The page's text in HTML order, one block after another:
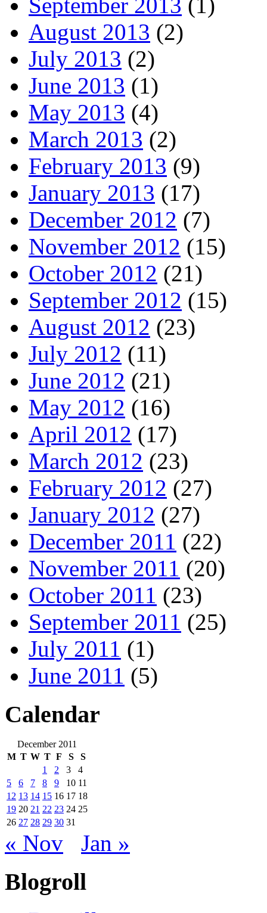
August 2013 (2)
July 2013 (2)
June 2013 (1)
May 2013 (4)
March 2013 (2)
February 2013 (9)
January 2013 (17)
December 2012 (7)
November 2012 (15)
October 2012 (21)
September 2012 (15)
August 2012 (23)
July 2012 (11)
June 2012 (21)
May 2012 (16)
April 2012 (17)
March 2012 (23)
February 2012 (27)
January 2012 (27)
December 2011 (22)
November 2011 (20)
October 2011 (23)
September 2011 (25)
July 2011 (1)
June 2011 (5)
Calendar
December 2011
M T W T F S
S
1
2 3
4
5
6 7 8 9 10 11
12 13 14 15 16 17 18
19 20 21 22 23 24 25
26 27 28 29 30 31
« Nov Jan »
Blogroll